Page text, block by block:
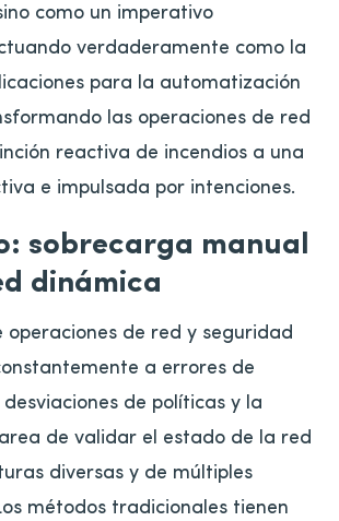
como un imperativo
verdaderamente como la
para la automatización
las operaciones de red
reactiva de incendios a una
e impulsada por intenciones.
sobrecarga manual
dinámica
operaciones de red y seguridad
a errores de
de políticas y la
de validar el estado de la red
diversas y de múltiples
métodos tradicionales tienen